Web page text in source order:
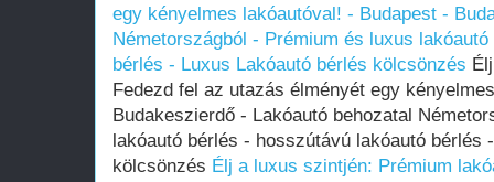
egy kényelmes lakóautóval! - Budapest -
Németországból - Prémium és luxus
bérlés - Luxus Lakóautó bérlés kölcsönzés
Fedezd fel az utazás élményét egy
Budakeszierdő - Lakóautó behozatal
lakóautó bérlés - hosszútávú lakóautó bérlés
kölcsönzés Élj a luxus szintjén: Prémium